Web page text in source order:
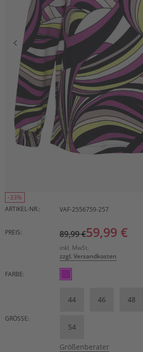
-33%
ARTIKEL-NR.:
VAF-2556759-257
PREIS: 89,99 €59,99 €
inkl. MwSt.
zzgl. Versandkosten
FARBE:
GRÖSSE:
44 46 48
54
Größenberater